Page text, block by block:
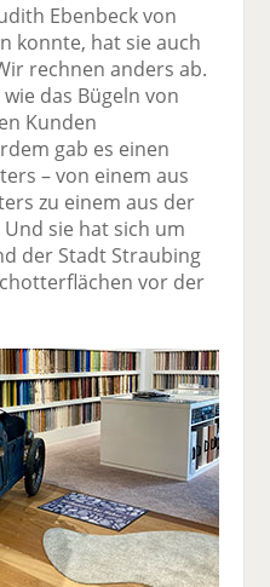
Ebenbeck von
konnte, hat sie auch
rechnen anders ab.
das Bügeln von
Kunden
gab es einen
– von einem aus
zu einem aus der
sie hat sich um
der Stadt Straubing
vor der